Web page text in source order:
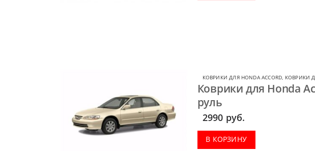
КОВРИКИ ДЛЯ HONDA ACCORD, КОВРИКИ
Коврики для Honda
руль
2990 руб.
В КОРЗИНУ